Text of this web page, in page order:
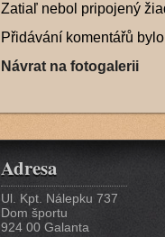
Zatiaľ nebol pripojený
Přidávání komentářů
Návrat na fotogalerii
Adresa
Ul. Kpt. Nálepku 737
Dom športu
924 00 Galanta